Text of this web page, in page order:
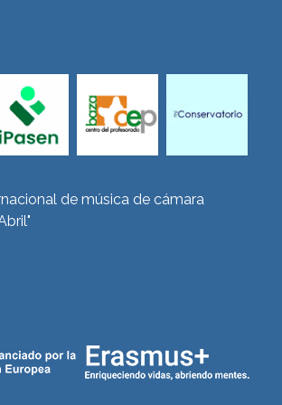
de música de cámara